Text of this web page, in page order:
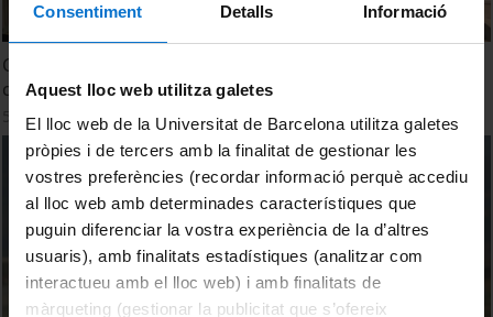
Consentiment Detalls Informació
Aquest lloc web utilitza galetes
El lloc web de la Universitat de Barcelona utilitza galetes
pròpies i de tercers amb la finalitat de gestionar les
vostres preferències (recordar informació perquè accediu
al lloc web amb determinades característiques que
puguin diferenciar la vostra experiència de la d’altres
usuaris), amb finalitats estadístiques (analitzar com
interactueu amb el lloc web) i amb finalitats de
màrqueting (gestionar la publicitat que s’ofereix
Conflictos del agua en Cataluña: la mediación ambiental
como herramienta de avenencia
5 juliol, 2019